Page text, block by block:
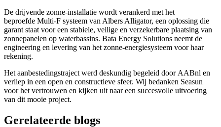
De drijvende zonne-installatie wordt verankerd met het
beproefde Multi-F systeem van Albers Alligator, een oplossing die
garant staat voor een stabiele, veilige en verzekerbare plaatsing van
zonnepanelen op waterbassins. Bata Energy Solutions neemt de
engineering en levering van het zonne-energiesysteem voor haar
rekening.
Het aanbestedingstraject werd deskundig begeleid door AABnl en
verliep in een open en constructieve sfeer. Wij bedanken Seasun
voor het vertrouwen en kijken uit naar een succesvolle uitvoering
van dit mooie project.
Gerelateerde blogs